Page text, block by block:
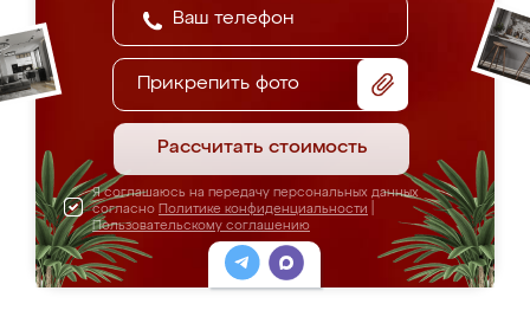
Прикрепить фото
Рассчитать стоимость
Я соглашаюсь на передачу персональных данных
согласно Политике конфиденциальности
Пользовательскому соглашению